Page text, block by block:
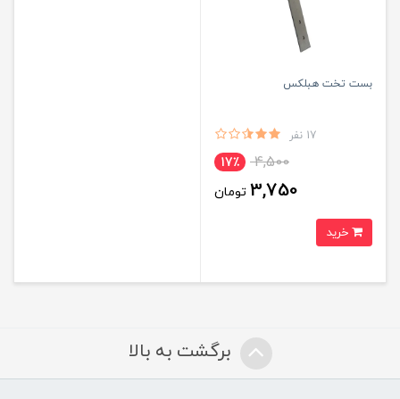
بست تخت هبلکس
17 نفر
4,500 17٪
3,750 تومان
برگشت به بالا